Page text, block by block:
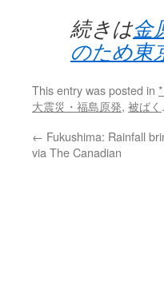
続きは金
のため東
This entry was posted in
大震災・福島原発, 被ばく
← Fukushima: Rainfall
via The Canadian